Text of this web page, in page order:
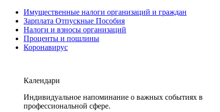
Имущественные налоги организаций и граждан
Зарплата Отпускные Пособия
Налоги и взносы организаций
Проценты и пошлины
Коронавирус
Календари
Индивидуальное напоминание о важных событиях в
профессиональной сфере.